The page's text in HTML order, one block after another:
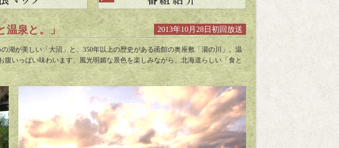
温泉と。」 2013年10月28日初回放送
湖が美しい「大沼」と、350年以上の歴史がある函館の奥座敷「湯の川」。温
いっぱい味わいます。風光明媚な景色を楽しみながら、北海道らしい「食と